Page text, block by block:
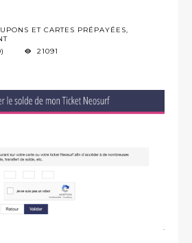
ET CARTES PRÉPAYÉES,
21091